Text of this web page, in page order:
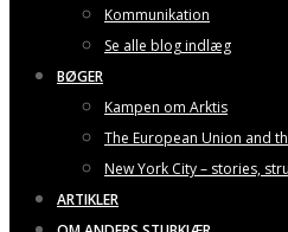
Kommunikation
Se alle blog indlæg
BØGER
Kampen om Arktis
The European Union and
New York City – stories,
ARTIKLER